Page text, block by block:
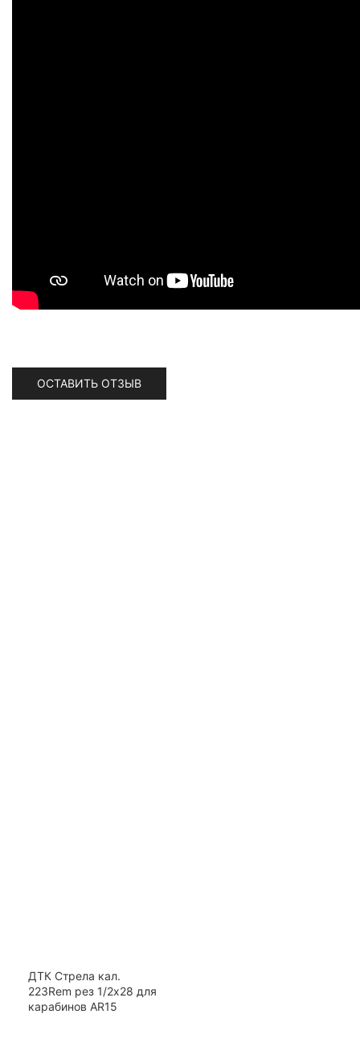
ОСТАВИТЬ ОТЗЫВ
ДТК Стрела кал.
223Rem рез 1/2х28 для
карабинов AR15